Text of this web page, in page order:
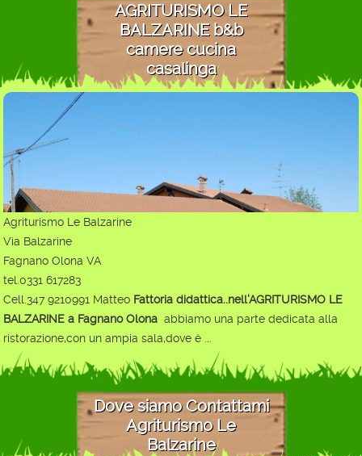
AGRITURISMO LE
BALZARINE b&b
camere cucina
casalinga
Agriturismo Le Balzarine
Via Balzarine
Fagnano Olona VA
tel.0331 617283
Cell.347 9210991 Matteo Fattoria didattica..nell'AGRITURISMO LE
BALZARINE a Fagnano Olona abbiamo una parte dedicata alla
ristorazione,con un ampia sala,dove è ...
Dove siamo Contattami
Agriturismo Le
Balzarine